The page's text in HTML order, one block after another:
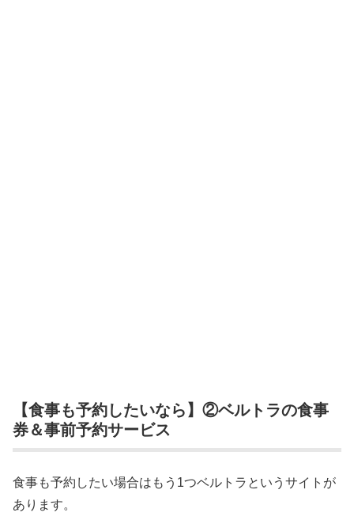
【食事も予約したいなら】②ベルトラの食事
券＆事前予約サービス
食事も予約したい場合はもう1つベルトラというサイトが
あります。